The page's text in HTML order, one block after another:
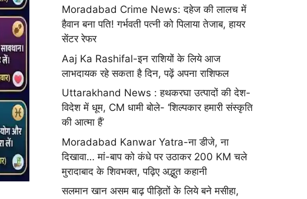
Moradabad Crime News: दहेज की लालच में
हैवान बना पति! गर्भवती पत्नी को पिलाया तेजाब, हायर
सेंटर रेफर
Aaj Ka Rashifal-इन राशियों के लिये आज
लाभदायक रहे सकता है दिन, पढ़ें अपना राशिफल
Uttarakhand News : हथकरघा उत्पादों की देश-
विदेश में धूम, CM धामी बोले- ‘शिल्पकार हमारी संस्कृति
की आत्मा हैं’
Moradabad Kanwar Yatra-ना डीजे, ना
दिखावा… मां-बाप को कंधे पर उठाकर 200 KM चले
मुरादाबाद के शिवभक्त, पढ़िए अद्भुत कहानी
सलमान खान असम बाढ़ पीड़ितों के लिये बने मसीहा,